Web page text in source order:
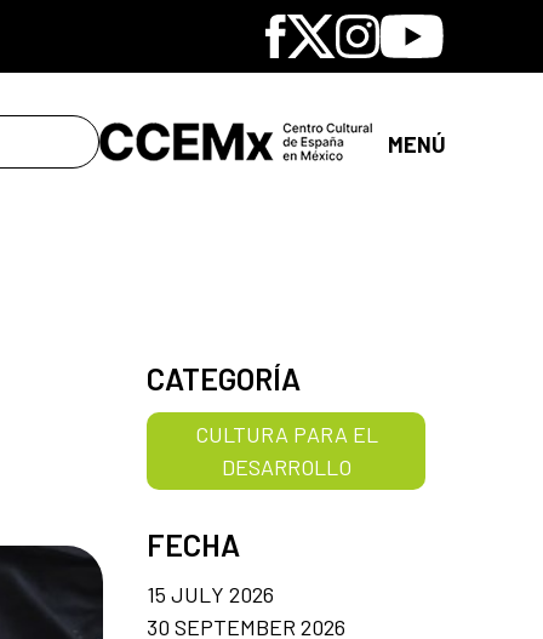
Facebook
X Instagram
Youtube
MENÚ
CATEGORÍA
CULTURA PARA EL
DESARROLLO
FECHA
15 JULY 2026
30 SEPTEMBER 2026